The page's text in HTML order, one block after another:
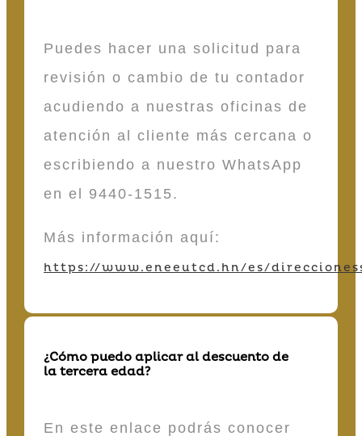
Puedes hacer una solicitud para
revisión o cambio de tu contador
acudiendo a nuestras oficinas de
atención al cliente más cercana o
escribiendo a nuestro WhatsApp
en el 9440-1515.
Más información aquí:
https://www.eneeutcd.hn/es/
¿Cómo puedo aplicar al descuento de
la tercera edad?
En este enlace podrás conocer